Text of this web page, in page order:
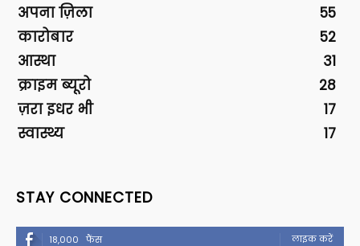
अपना ज़िला
55
कारोबार
52
आस्था
31
क्राइम ब्यूरो
28
ज़रा इधर भी
17
स्वास्थ्य
17
STAY CONNECTED
18,000 फैंस लाइक करें